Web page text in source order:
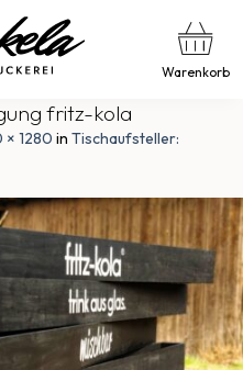
Warenkorb
fritz-kola
× 1280 in Tischaufsteller: